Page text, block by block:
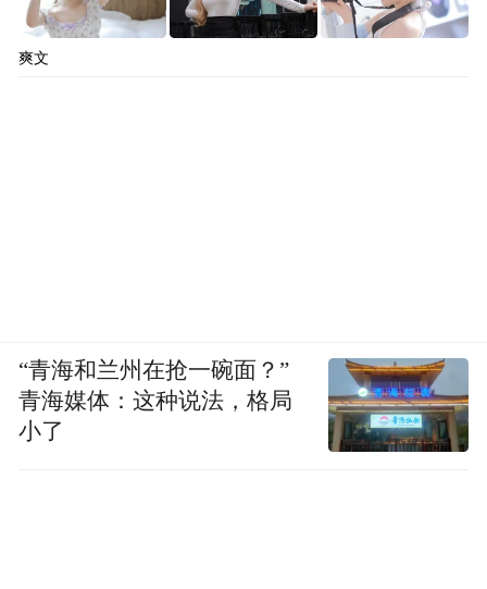
爽文
“青海和兰州在抢一碗面？”
青海媒体：这种说法，格局
小了